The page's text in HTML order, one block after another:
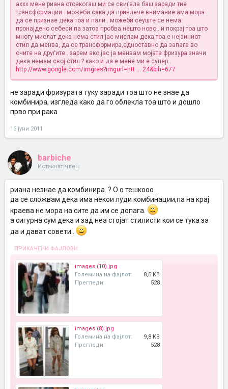
аххх мене риана отсекогаш ми се свиѓала баш заради тие
трансформации.. можеби сака да привлече внимание ама мора
да се признае дека тоа и пали.. можеби сеуште се нема
пронајдено себеси па затоа пробва нешто ново.. и покрај тоа што
многу мислат дека нема стил јас мислам дека тоа е нејзиниот
стил да менва, да се трансформира,едноставно да запага во
очите на друѓите.. зарем ако јас ја менвам мојата фризура значи
дека немам свој стил ? како и да е мене ми е супер..
http://www.google.com/imgres?imgurl=htt ... 24&bih=677
не заради фризурата туку заради тоа што не знае да
комбинира, изгледа како да го облекла тоа што и дошло
прво при рака
16 јуни 2011
barbiche
Истакнат член
риана незнае да комбинира. ? О.о тешкооо..
да се сложвам дека има некои луди комбинации,па на крај
краева не мора на сите да им се допага.
а сигурна сум дека и зад неа стојат стилисти кои се тука за
да и дават совети..
ПРИКАЧЕНИ ФАЈЛОВИ:
images (10).jpg
Големина на фајлот:
8,5 KB
Прегледи:
528
images (8).jpg
Големина на фајлот:
9,8 KB
Прегледи:
528